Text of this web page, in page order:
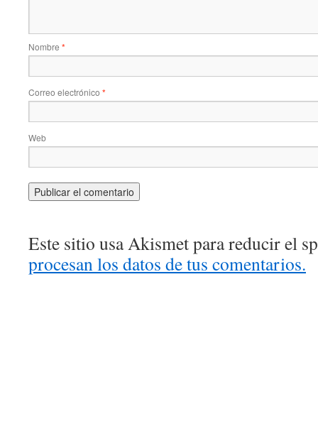
Nombre *
Correo electrónico *
Web
Este sitio usa Akismet para reducir el
procesan los datos de tus comentarios.